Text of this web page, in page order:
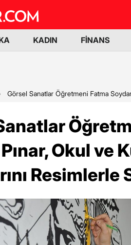
KADIN FİNANS
Görsel Sanatlar Öğretmeni Fatma
Okul ve
Resimlerle